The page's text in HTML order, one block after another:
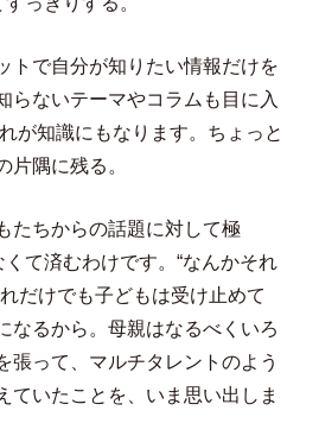
で自分が知りたい情報だけを
らないテーマやコラムも目に入
が知識にもなります。ちょっと
片隅に残る。
たちからの話題に対して極
くて済むわけです。“なんかそれ
だけでも子どもは受け止めて
なるから。母親はなるべくいろ
張って、マルチタレントのよう
ていたことを、いま思い出しま